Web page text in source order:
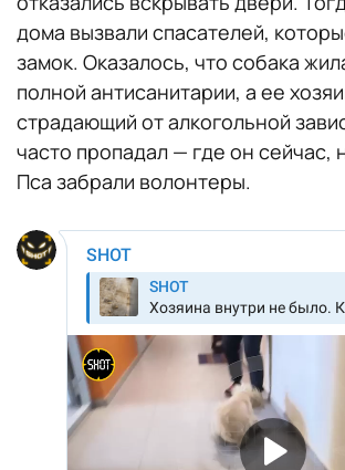
дома вызвали спасателей,
замок. Оказалось, что собака
полной антисанитарии, а ее
страдающий от алкогольной
часто пропадал — где он сейчас,
Пса забрали волонтеры.